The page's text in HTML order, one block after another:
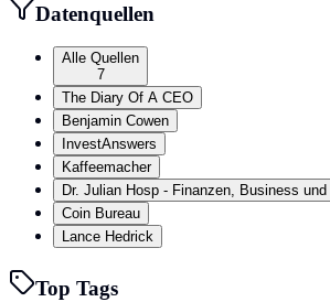
Datenquellen
Alle Quellen
7
The Diary Of A CEO
Benjamin Cowen
InvestAnswers
Kaffeemacher
Dr. Julian Hosp - Finanzen, Business und
Coin Bureau
Lance Hedrick
Top Tags